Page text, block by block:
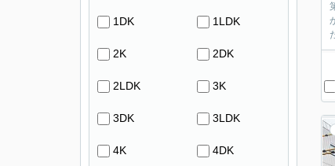
1DK 1LDK
2K 2DK
2LDK 3K
3DK 3LDK
4K 4DK